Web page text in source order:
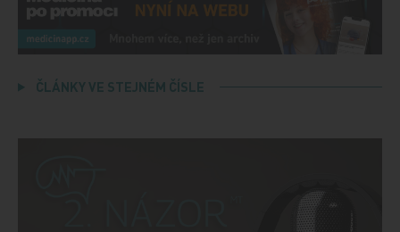
ČLÁNKY VE STEJNÉM ČÍSLE